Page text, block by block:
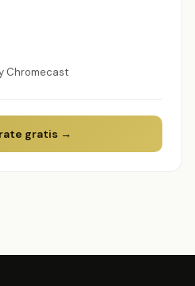
Chromecast
gratis →